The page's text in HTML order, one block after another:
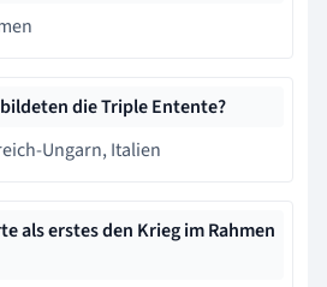
die Triple Entente?
Ungarn, Italien
als erstes den Krieg im Rahmen